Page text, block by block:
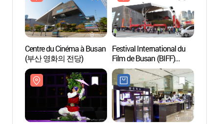
Centre du Cinéma à Busan
(부산 영화의 전당)
Festival International du
Film de Busan (BIFF)
(부산국제영화제)